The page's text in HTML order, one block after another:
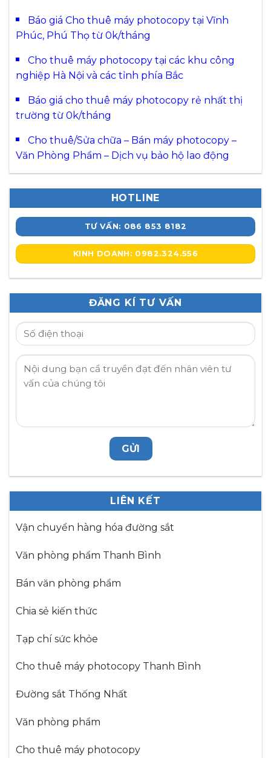
Báo giá Cho thuê máy photocopy tại Vĩnh
Phúc, Phú Thọ từ 0k/tháng
Cho thuê máy photocopy tại các khu công
nghiệp Hà Nội và các tỉnh phía Bắc
Báo giá cho thuê máy photocopy rẻ nhất thị
trường từ 0k/tháng
Cho thuê/Sửa chữa – Bán máy photocopy –
Văn Phòng Phẩm – Dịch vụ bảo hộ lao động
HOTLINE
TƯ VẤN: 086 853 8182
KINH DOANH: 0982.324.556
ĐĂNG KÍ TƯ VẤN
LIÊN KẾT
Vận chuyển hàng hóa đường sắt
Văn phòng phẩm Thanh Bình
Bán văn phòng phẩm
Chia sẻ kiến thức
Tạp chí sức khỏe
Cho thuê máy photocopy Thanh Bình
Đường sắt Thống Nhất
Văn phòng phẩm
Cho thuê máy photocopy